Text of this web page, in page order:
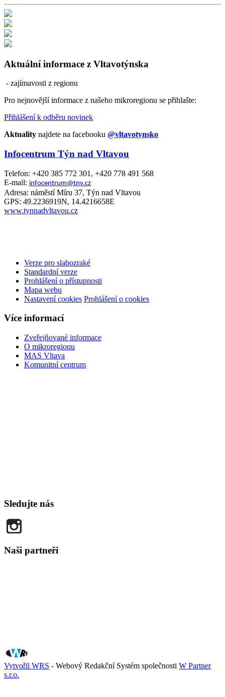
Aktuální informace z Vltavotýnska
- zajímavosti z regionu
Pro nejnovější informace z našeho mikroregionu se přihlašte:
Přihlášení k odběru novinek
Aktuality najdete na facebooku @vltavotynsko
Infocentrum Týn nad Vltavou
Telefon: +420 385 772 301, +420 778 491 568
E-mail: infocentrum@tnv.cz
Adresa: náměstí Míru 37, Týn nad Vltavou
GPS: 49.2236919N, 14.4216658E
www.tynnadvltavou.cz
Verze pro slabozraké
Standardní verze
Prohlášení o přístupnosti
Mapa webu
Nastavení cookies Prohlášení o cookies
Více informací
Zveřejňované informace
O mikroregionu
MAS Vltava
Komunitní centrum
Sledujte nás
Naši partneři
Vytvořil WRS - Webový Redakční Systém společnosti W Partner
s.r.o.